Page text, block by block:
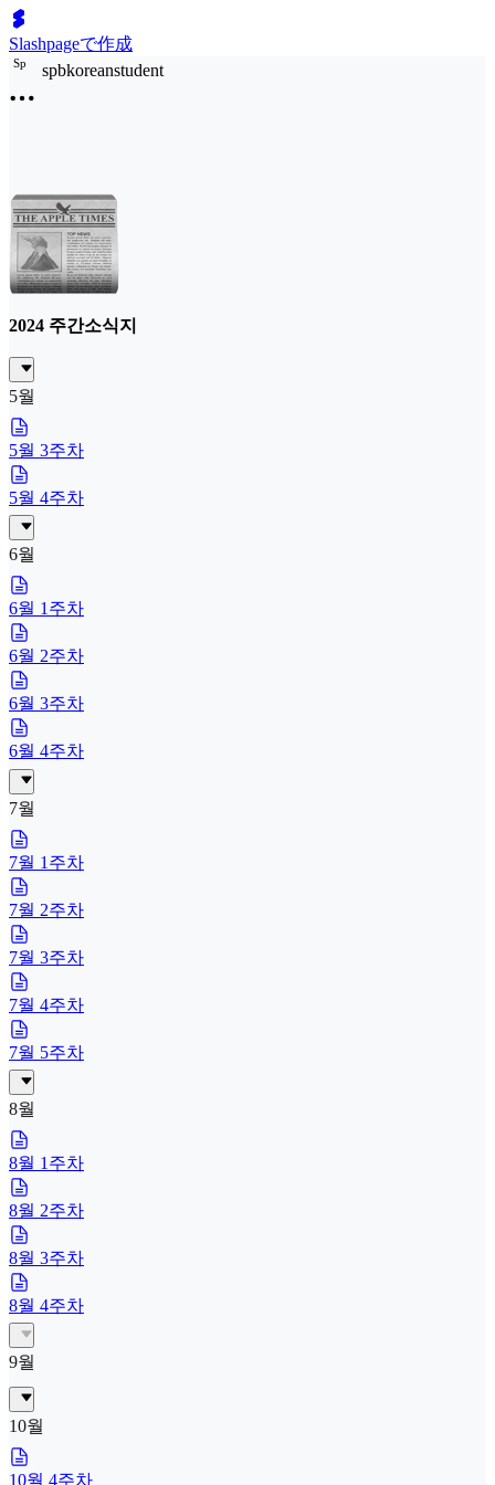
Slashpageで作成
Sp spbkoreanstudent
2024 주간소식지
5월
5월 3주차
5월 4주차
6월
6월 1주차
6월 2주차
6월 3주차
6월 4주차
7월
7월 1주차
7월 2주차
7월 3주차
7월 4주차
7월 5주차
8월
8월 1주차
8월 2주차
8월 3주차
8월 4주차
9월
10월
10월 4주차